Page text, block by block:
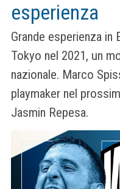
esperienza
Grande esperienza in
Tokyo nel 2021, un
nazionale. Marco
playmaker nel
Jasmin Repesa.